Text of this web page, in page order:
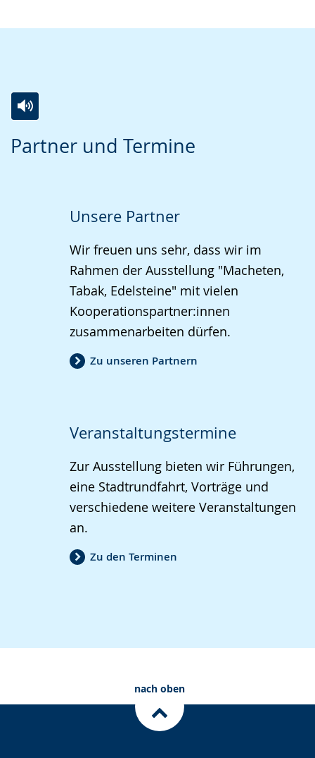
Partner und Termine
Leichten
Audio-
Video
GebärdenspracheUnsere Partner
Wir freuen uns sehr, dass wir im
Rahmen der Ausstellung "Macheten,
Tabak, Edelsteine" mit vielen
Kooperationspartner:innen
zusammenarbeiten dürfen.
Zu unseren Partnern
Veranstaltungstermine
Zur Ausstellung bieten wir Führungen,
eine Stadtrundfahrt, Vorträge und
verschiedene weitere Veranstaltungen
an.
Zu den Terminen
nach oben